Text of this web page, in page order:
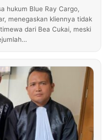
hukum Blue Ray Cargo,
menegaskan kliennya tidak
dari Bea Cukai, meski